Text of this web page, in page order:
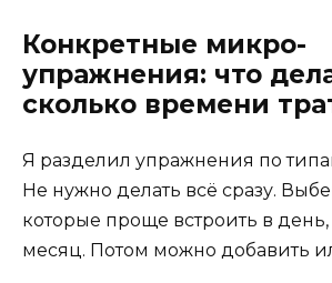
Конкретные микро-
упражнения: что
сколько времени
Я разделил упражнения по
Не нужно делать всё сразу.
которые проще встроить в
месяц. Потом можно добавить